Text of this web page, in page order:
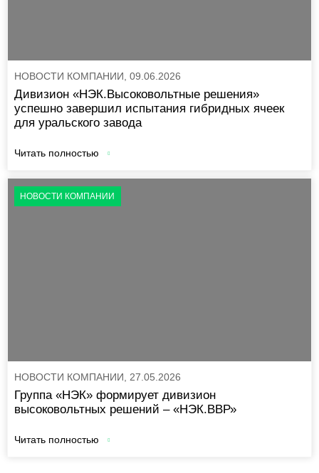
НОВОСТИ КОМПАНИИ, 09.06.2026
Дивизион «НЭК.Высоковольтные решения»
успешно завершил испытания гибридных ячеек
для уральского завода
Читать полностью
НОВОСТИ КОМПАНИИ
НОВОСТИ КОМПАНИИ, 27.05.2026
Группа «НЭК» формирует дивизион
высоковольтных решений – «НЭК.ВВР»
Читать полностью